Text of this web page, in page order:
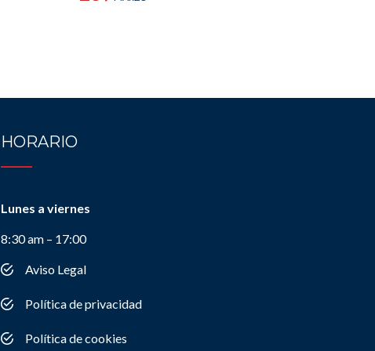
HORARIO
Lunes a viernes
8:30 am – 17:00
Aviso Legal
Política de privacidad
Política de cookies